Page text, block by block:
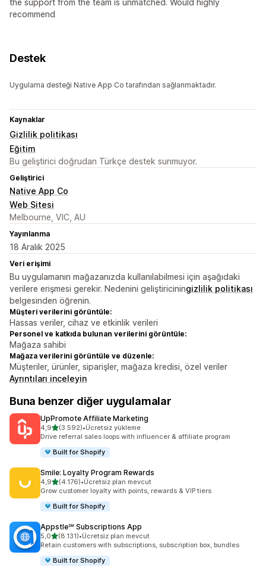
the support from the team is unmatched. Would highly
recommend
Destek
Uygulama desteği Native App Co tarafından sağlanmaktadır.
Kaynaklar
Gizlilik politikası
Eğitim
Bu geliştirici doğrudan Türkçe destek sunmuyor.
Geliştirici
Native App Co
Web Sitesi
Melbourne, VIC, AU
Yayınlanma
18 Aralık 2025
Veri erişimi
Bu uygulamanın mağazanızda kullanılabilmesi için aşağıdaki
verilere erişmesi gerekir. Nedenini geliştiriciningizlilik politikası
belgesinden öğrenin.
Müşteri verilerini görüntüle:
Hassas veriler, cihaz ve etkinlik verileri
Personel ve katkıda bulunan verilerini görüntüle:
Mağaza sahibi
Mağaza verilerini görüntüle ve düzenle:
Müşteriler, ürünler, siparişler, mağaza kredisi, özel veriler
Ayrıntıları inceleyin
Buna benzer diğer uygulamalar
UpPromote Affiliate Marketing
4,95 yıldız üzerinden
(3.592)
toplam 3592 değerlendirme
•Ücretsiz yükleme
Drive referral sales loops with influencer & affiliate program
Built for Shopify
Smile: Loyalty Program Rewards
4,95 yıldız üzerinden
(4.176)
toplam 4176 değerlendirme
•Ücretsiz plan mevcut
Grow customer loyalty with points, rewards & VIP tiers
Built for Shopify
Appstle℠ Subscriptions App
5,05 yıldız üzerinden
(8.131)
toplam 8131 değerlendirme
•Ücretsiz plan mevcut
Retain customers with subscriptions, subscription box, bundles
Built for Shopify